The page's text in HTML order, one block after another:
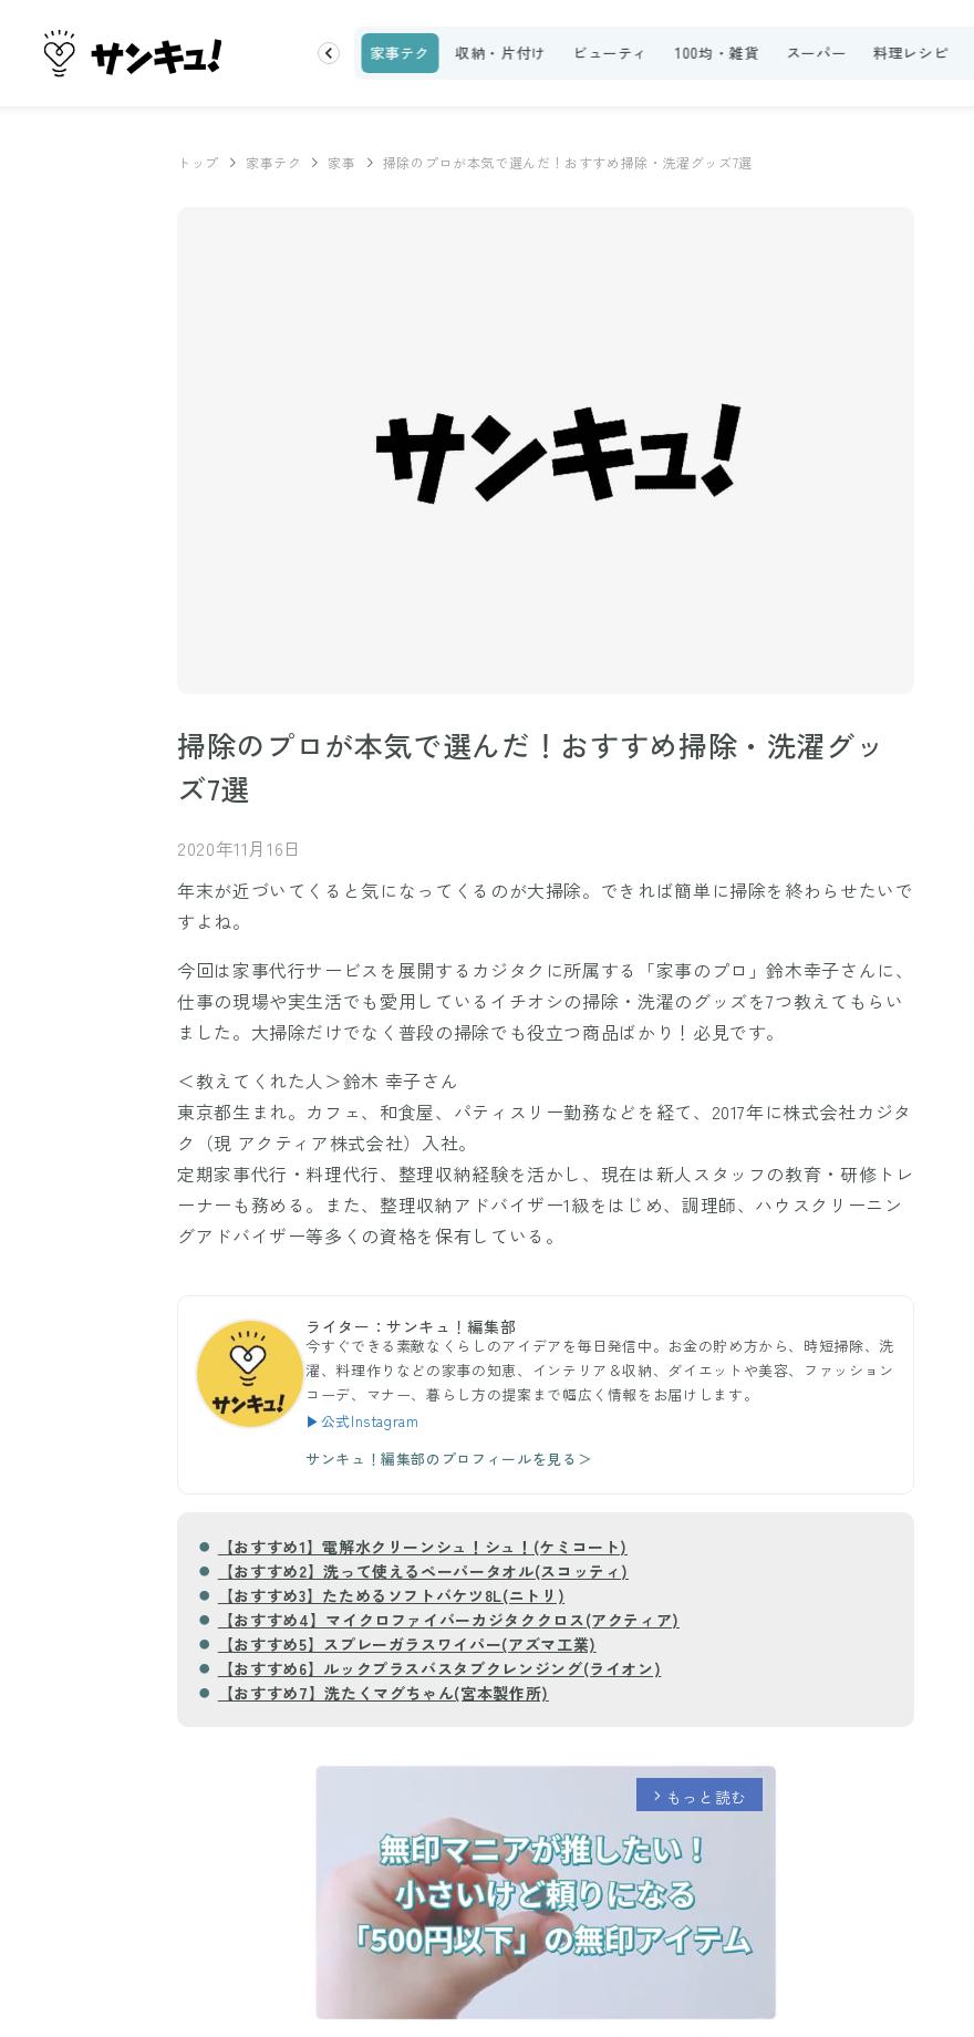
話題 トップ 新着 ランキング お金 家事テク 収納・片付け ビューティ 100均・雑貨 スーパー 料理レシピ
トップ 家事テク 家事 掃除のプロが本気で選んだ！おすすめ掃除・洗濯グッズ7選
掃除のプロが本気で選んだ！おすすめ掃除・洗濯グッ
ズ7選
2020年11月16日
年末が近づいてくると気になってくるのが大掃除。できれば簡単に掃除を終わらせたいで
すよね。
今回は家事代行サービスを展開するカジタクに所属する「家事のプロ」鈴木幸子さんに、
仕事の現場や実生活でも愛用しているイチオシの掃除・洗濯のグッズを7つ教えてもらい
ました。大掃除だけでなく普段の掃除でも役立つ商品ばかり！必見です。
＜教えてくれた人＞鈴木 幸子さん
東京都生まれ。カフェ、和食屋、パティスリー勤務などを経て、2017年に株式会社カジタ
ク（現 アクティア株式会社）入社。
定期家事代行・料理代行、整理収納経験を活かし、現在は新人スタッフの教育・研修トレ
ーナーも務める。また、整理収納アドバイザー1級をはじめ、調理師、ハウスクリーニン
グアドバイザー等多くの資格を保有している。
ライター：サンキュ！編集部
今すぐできる素敵なくらしのアイデアを毎日発信中。お金の貯め方から、時短掃除、洗
濯、料理作りなどの家事の知恵、インテリア＆収納、ダイエットや美容、ファッション
コーデ、マナー、暮らし方の提案まで幅広く情報をお届けします。
▶公式Instagram
サンキュ！編集部のプロフィールを見る＞
【おすすめ1】電解水クリーンシュ！シュ！(ケミコート)
【おすすめ2】洗って使えるペーパータオル(スコッティ)
【おすすめ3】たためるソフトバケツ8L(ニトリ)
【おすすめ4】マイクロファイバーカジタククロス(アクティア)
【おすすめ5】スプレーガラスワイパー(アズマ工業)
【おすすめ6】ルックプラスバスタブクレンジング(ライオン)
【おすすめ7】洗たくマグちゃん(宮本製作所)
arrow_forward_ios もっと読む